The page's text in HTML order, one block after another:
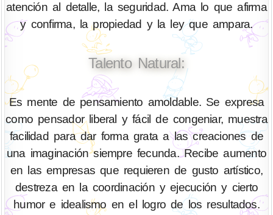
atención al detalle, la seguridad. Ama lo que afirma
y confirma, la propiedad y la ley que ampara.
Talento Natural:
Es mente de pensamiento amoldable. Se expresa
como pensador liberal y fácil de congeniar, muestra
facilidad para dar forma grata a las creaciones de
una imaginación siempre fecunda. Recibe aumento
en las empresas que requieren de gusto artístico,
destreza en la coordinación y ejecución y cierto
humor e idealismo en el logro de los resultados.